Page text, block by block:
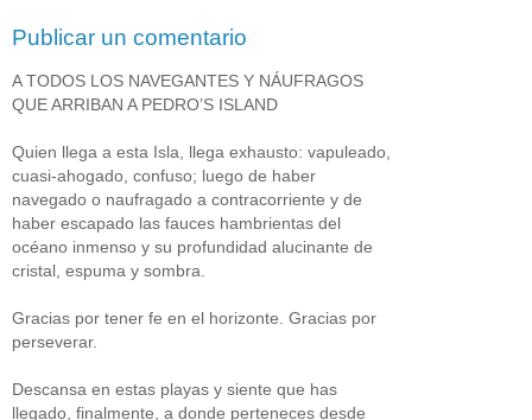
Publicar un comentario
A TODOS LOS NAVEGANTES Y NÁUFRAGOS
QUE ARRIBAN A PEDRO’S ISLAND
Quien llega a esta Isla, llega exhausto: vapuleado,
cuasi-ahogado, confuso; luego de haber
navegado o naufragado a contracorriente y de
haber escapado las fauces hambrientas del
océano inmenso y su profundidad alucinante de
cristal, espuma y sombra.
Gracias por tener fe en el horizonte. Gracias por
perseverar.
Descansa en estas playas y siente que has
llegado, finalmente, a donde perteneces desde